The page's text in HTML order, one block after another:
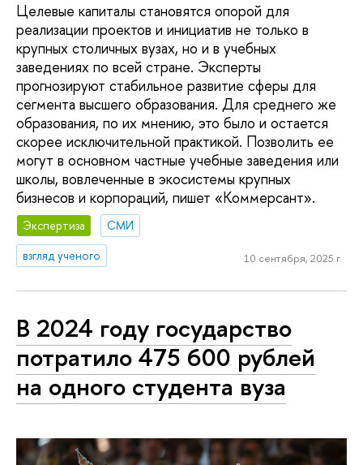
Целевые капиталы становятся опорой для
реализации проектов и инициатив не только в
крупных столичных вузах, но и в учебных
заведениях по всей стране. Эксперты
прогнозируют стабильное развитие сферы для
сегмента высшего образования. Для среднего же
образования, по их мнению, это было и остается
скорее исключительной практикой. Позволить ее
могут в основном частные учебные заведения или
школы, вовлеченные в экосистемы крупных
бизнесов и корпораций, пишет «Коммерсант».
Экспертиза
СМИ
взгляд ученого
10 сентября, 2025 г.
В 2024 году государство
потратило 475 600 рублей
на одного студента вуза